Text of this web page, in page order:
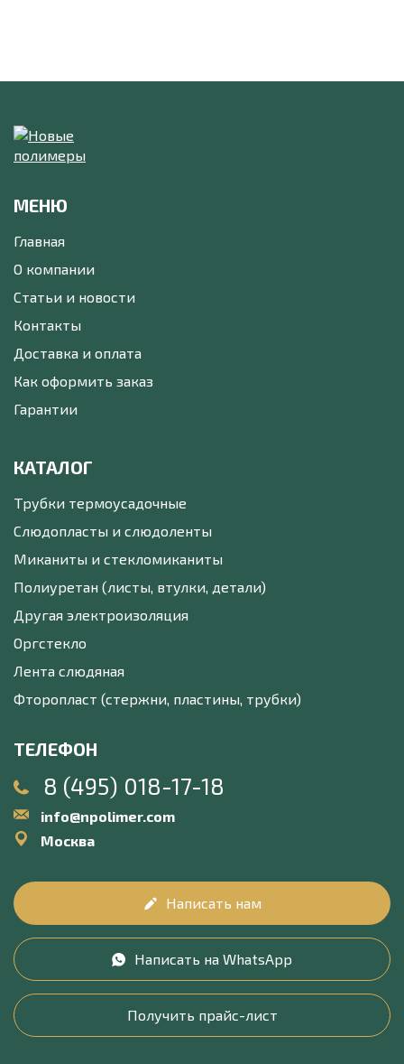
МЕНЮ
Главная
О компании
Статьи и новости
Контакты
Доставка и оплата
Как оформить заказ
Гарантии
КАТАЛОГ
Трубки термоусадочные
Слюдопласты и слюдоленты
Миканиты и стекломиканиты
Полиуретан (листы, втулки, детали)
Другая электроизоляция
Оргстекло
Лента слюдяная
Фторопласт (стержни, пластины, трубки)
ТЕЛЕФОН
8 (495) 018-17-18
info@npolimer.com
Москва
Написать нам
Написать на WhatsApp
Получить прайс-лист